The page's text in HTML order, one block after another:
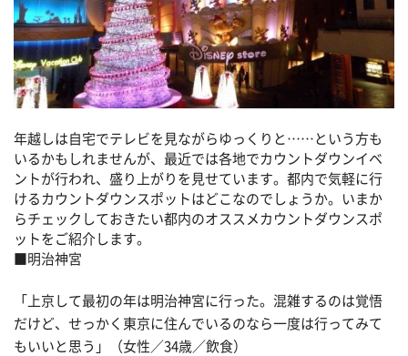
年越しは自宅でテレビを見ながらゆっくりと……という方も
いるかもしれませんが、最近では各地でカウントダウンイベ
ントが行われ、盛り上がりを見せています。都内で気軽に行
けるカウントダウンスポットはどこなのでしょうか。いまか
らチェックしておきたい都内のオススメカウントダウンスポ
ットをご紹介します。
■明治神宮
「上京して最初の年は明治神宮に行った。混雑するのは覚悟
だけど、せっかく東京に住んでいるのなら一度は行ってみて
もいいと思う」（女性／34歳／飲食）